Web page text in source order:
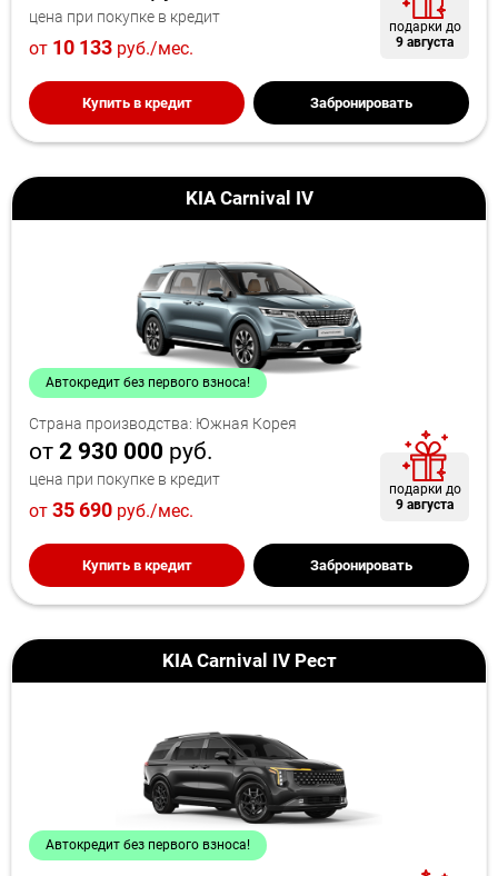
цена при покупке в кредит
от 10 133 руб./мес.
подарки до
9 августа
Купить в кредит Забронировать
KIA Carnival IV
Автокредит без первого взноса!
Страна производства: Южная Корея
от 2 930 000 руб.
цена при покупке в кредит
от 35 690 руб./мес.
подарки до
9 августа
Купить в кредит Забронировать
KIA Carnival IV Рест
Автокредит без первого взноса!